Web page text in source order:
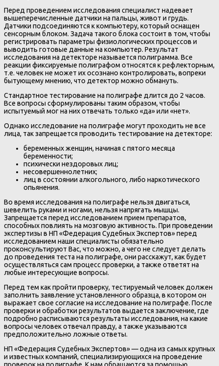
Перед проведением исследования специалист надевает
вышеперечисленные датчики на пальцы, живот и грудь.
Датчики подсоединяются к компьютеру, который оснащен
сенсорным блоком. Задача такого блока состоит в том, чтобы
регистрировать параметры физиологических процессов и
выводить готовые данные на компьютер. Результат
исследования на детекторе называется полиграмма. Все
реакции фиксируемые полиграфом относятся к рефлекторным,
т.е. человек не может их осознано контролировать, вопреки
бытующему мнению, что детектор можно обмануть.
Стандартное тестирование на полиграфе длится до 2 часов.
Все вопросы сформулированы таким образом, чтобы
испытуемый мог на них отвечать только «да» или «нет».
Однако исследование на полиграфе могут проходить не все
лица, так запрещается проводить тестирование на детекторе:
беременных женщин, начиная с пятого месяца
беременности;
психически нездоровых лиц;
несовершеннолетних;
лиц в состоянии алкогольного, либо наркотического
опьянения.
Во время исследования на полиграфе нельзя двигаться,
шевелить руками и ногами, нельзя напрягать мышцы.
Запрещается перед исследованием прием препаратов,
способных повлиять на мозговую активность. При проведении
экспертизы в НП «Федерация Судебных Экспертов» перед
исследованием наши специалисты обязательно
проконсультируют Вас, что можно, а чего не следует делать
до проведения теста на полиграфе, они расскажут, как будет
осуществляться сам процесс проверки, а также ответят на
любые интересующие вопросы.
Перед тем как пройти проверку, тестируемый человек должен
заполнить заявление установленного образца, в котором он
выражает свое согласие на исследование на полиграфе. После
проверки и обработки результатов выдается заключение, где
подробно расписываются результаты исследования, на какие
вопросы человек отвечал правду, а также указываются
предположительно ложные ответы.
НП «Федерация Судебных Экспертов» — одна из самых крупных
и известных компаний, специализирующихся на проведение